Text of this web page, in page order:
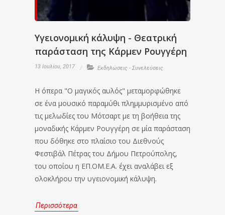
Υγειονομική κάλυψη - Θεατρική
παράσταση της Κάρμεν Ρουγγέρη
13 Ιουλίου, 2017 Εκδηλώσεις - Συνελεύσεις
Η όπερα "Ο μαγικός αυλός" μεταμορφώθηκε
σε ένα μουσικό παραμύθι πλημμυρισμένο από
τις μελωδίες του Μότσαρτ με τη βοήθεια της
μοναδικής Κάρμεν Ρουγγέρη σε μία παράσταση
που δόθηκε στο πλαίσιο του Διεθνούς
Φεστιβάλ Πέτρας του Δήμου Πετρούπολης,
του οποίου η ΕΠ.ΟΜ.Ε.Α. έχει αναλάβει εξ
ολοκλήρου την υγειονομική κάλυψη.
Περισσότερα